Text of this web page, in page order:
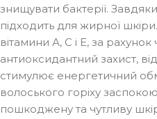
знищувати бактерії.
підходить для жирної
вітамини А, С і Е, за
антиоксидантний захист,
стимулює енергетичний
волоського горіху
пошкоджену та чутливу